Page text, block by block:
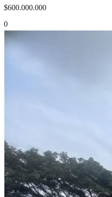
$600.000.000
0